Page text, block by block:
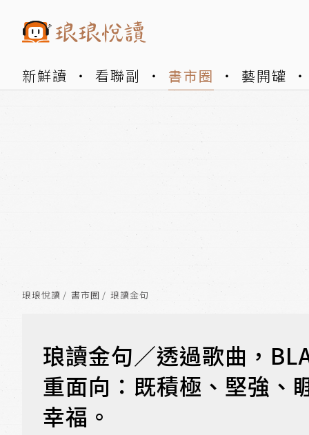
新鮮讀 看聯副 書市圈 藝開罐
琅琅悅讀 書市圈 琅讀金句
琅讀金句／透過歌曲，
重面向：既積極、堅強、
幸福。